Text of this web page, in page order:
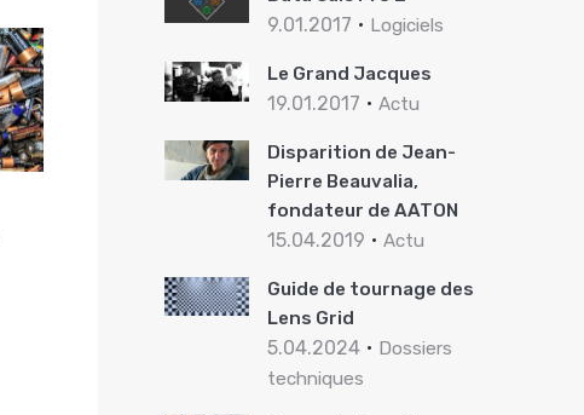
9.01.2017 Logiciels
Le Grand Jacques
19.01.2017 Actu
Disparition de Jean-
Pierre Beauvalia,
fondateur de AATON
15.04.2019 Actu
Guide de tournage des
Lens Grid
5.04.2024
Dossiers
techniques